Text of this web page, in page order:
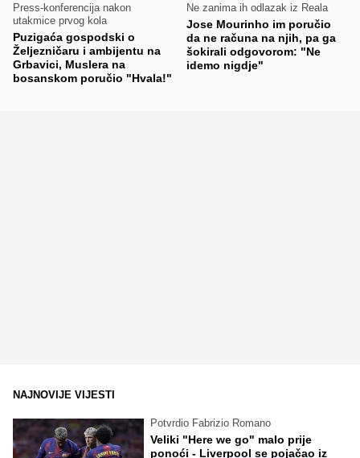
Press-konferencija nakon
utakmice prvog kola
Puzigaća gospodski o
Željezničaru i ambijentu na
Grbavici, Muslera na
bosanskom poručio "Hvala!"
Ne zanima ih odlazak iz Reala
Jose Mourinho im poručio
da ne računa na njih, pa ga
šokirali odgovorom: "Ne
idemo nigdje"
NAJNOVIJE VIJESTI
Potvrdio Fabrizio Romano
Veliki "Here we go" malo prije
ponoći - Liverpool se pojačao iz